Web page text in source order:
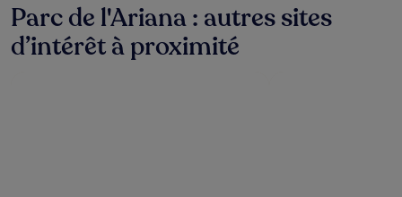
peuvent
s’appliquer.
Parc de l'Ariana : autres sites
d’intérêt à proximité